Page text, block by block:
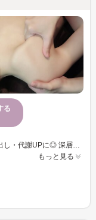
る
【本気の痩身】 ダイエット・セル脂肪・ライン出し・代謝UPに◎ 深層ハイパーナイフ燃焼&強圧リンパマッサージ “より深くパワー強!内臓脂肪まで！ハイパーナイフEX2導入” 【深部疲労をリセット】 肩こり・ヘッド・眼精疲労・むくみ・腰痛に◎ 強圧リンパマッサージ&深層ハイパーナイフ高周波 【重だるい疲労をデトックス！発汗】 むくみ・代謝UP・冷えに◎ よもぎ蒸し(国産オーガニック使用)・岩盤浴ラドンマット 【小顔リフト】 リフトアップ・たるみ・疲れ顔・むくみに◎ ハイパー小顔リンパ&引き締めハイフ(世界特許取得) 【ニキビケア・敏感肌・ザラザラ毛穴】 肌バリア・肌荒れ鎮静・毛穴レス肌に◎ クリスティーナフェイシャル・剥離なしハーブピーリング ◇◇◇ホスピタリティが高いと口コミ高評価5★心身共に大満足!◇◇◇ 経験豊富なスペシャリスト揃い! 一流スタッフによる技術◎サービス・おもてなし◎仕上がり◎ 当店はコース時間が全て施術時間なので内容が充実♪コース時間とは別にカウンセリング時間を設けております。
もっと見る